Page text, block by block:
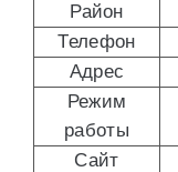
Район
Телефон
Адрес
Режим
работы
Сайт